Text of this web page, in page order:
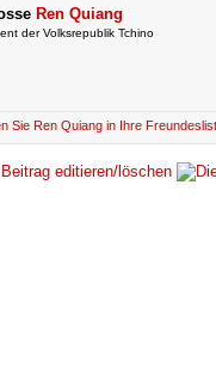
Ren Quiang
der Volksrepublik Tchino